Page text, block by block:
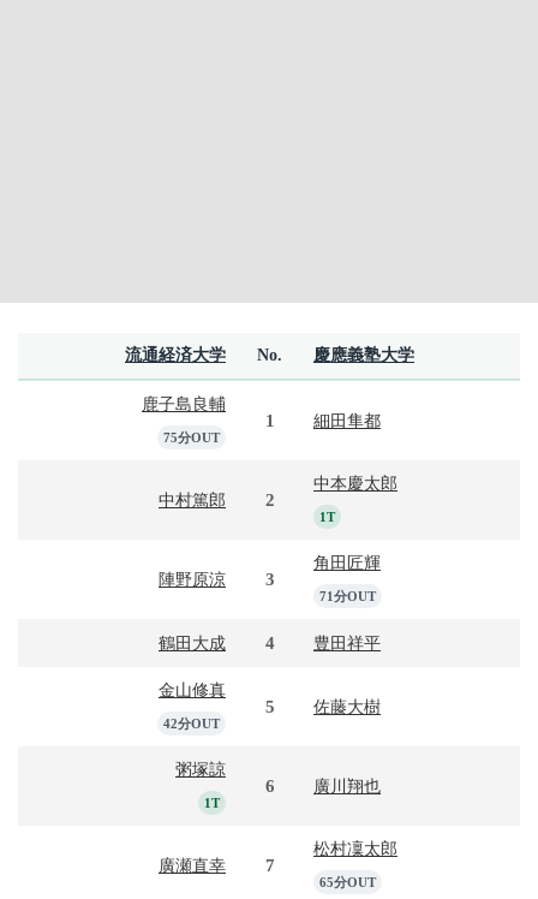
流通経済大学 No. 慶應義塾大学
鹿子島良輔
75分OUT
1 細田隼都
中村篤郎 2
中本慶太郎
1T
陣野原涼 3
角田匠輝
71分OUT
鶴田大成 4 豊田祥平
金山修真
42分OUT
5 佐藤大樹
粥塚諒
1T
6 廣川翔也
廣瀬直幸 7
松村凜太郎
65分OUT